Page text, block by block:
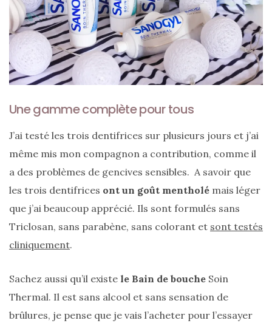
alternatives
éco-
responsables
au
cuir
11/04/2026
Une gamme complète pour tous
J’ai testé les trois dentifrices sur plusieurs jours et j’ai
même mis mon compagnon a contribution, comme il
a des problèmes de gencives sensibles. A savoir que
les trois dentifrices ont un goût mentholé mais léger
que j’ai beaucoup apprécié. Ils sont formulés sans
Triclosan, sans parabène, sans colorant et sont testés
cliniquement.
Sachez aussi qu’il existe le Bain de bouche Soin
Thermal. Il est sans alcool et sans sensation de
brûlures, je pense que je vais l’acheter pour l’essayer